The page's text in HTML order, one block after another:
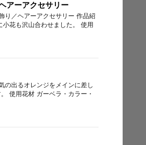
アーアクセサリー
り／ヘアーアクセサリー 作品紹
花も沢山合わせました。 使用
の出るオレンジをメインに差し
使用花材 ガーベラ・カラー・